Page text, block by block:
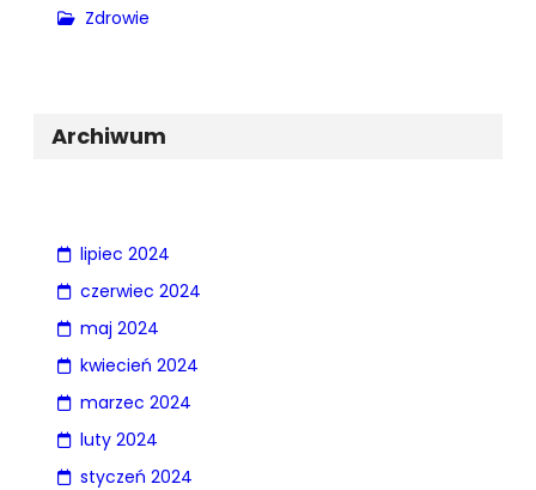
Zdrowie
Archiwum
lipiec 2024
czerwiec 2024
maj 2024
kwiecień 2024
marzec 2024
luty 2024
styczeń 2024